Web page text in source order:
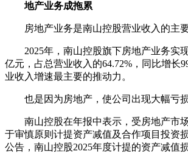
地产业务成拖累
房地产业务是南山控股营业收入的主要
2025年，南山控股旗下房地产业务实现
亿元，占总营业收入的64.72%，同比增长
业收入增速最主要的推动力。
也是因为房地产，使公司出现大幅亏损
南山控股在年报中表示，受房地产市
于审慎原则计提资产减值及合作项目投资
公告，南山控股2025年度计提的资产减值